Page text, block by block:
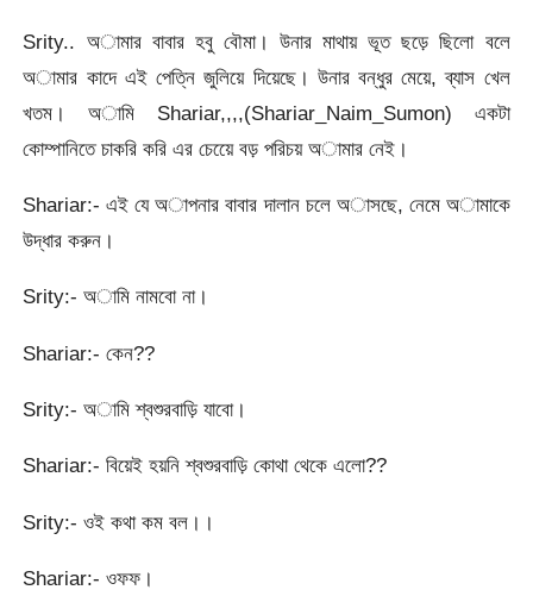
Srity.. অামার বাবার হবু বৌমা। উনার মাথায় ভূত ছড়ে ছিলো বলে
অামার কাদে এই পেত্নি জুলিয়ে দিয়েছে। উনার বন্ধুর মেয়ে, ব্যাস খেল
খতম। অামি Shariar,,,,(Shariar_Naim_Sumon) একটা
কোম্পানিতে চাকরি করি এর চেয়েে বড় পরিচয় অামার নেই।
Shariar:- এই যে অাপনার বাবার দালান চলে অাসছে, নেমে অামাকে
উদ্ধার করুন।
Srity:- অামি নামবো না।
Shariar:- কেন??
Srity:- অামি শ্বশুরবাড়ি যাবো।
Shariar:- বিয়েই হয়নি শ্বশুরবাড়ি কোথা থেকে এলো??
Srity:- ওই কথা কম বল।।
Shariar:- ওফফ।